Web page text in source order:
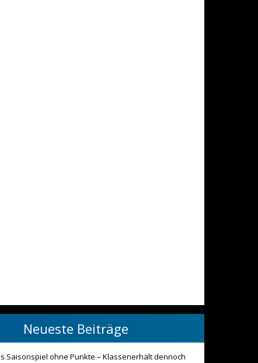
Neueste Beiträge
Saisonspiel ohne Punkte – Klassenerhalt dennoch